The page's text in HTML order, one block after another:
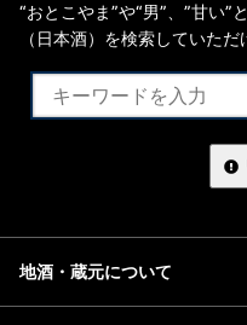
“おとこやま”や“男”、”甘い
（日本酒）を検索していただ
地酒・蔵元について